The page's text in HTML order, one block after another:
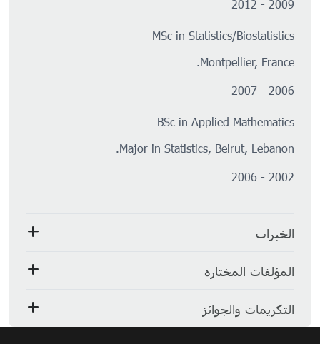
2009 - 2012
MSc in Statistics/Biostatistics
Montpellier, France.
2006 - 2007
BSc in Applied Mathematics
Major in Statistics, Beirut, Lebanon.
2002 - 2006
الخبرات
المؤلفات المختارة
التكريمات والجوائز